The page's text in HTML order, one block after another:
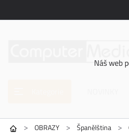
Náš web
> OBRAZY > Španělština >